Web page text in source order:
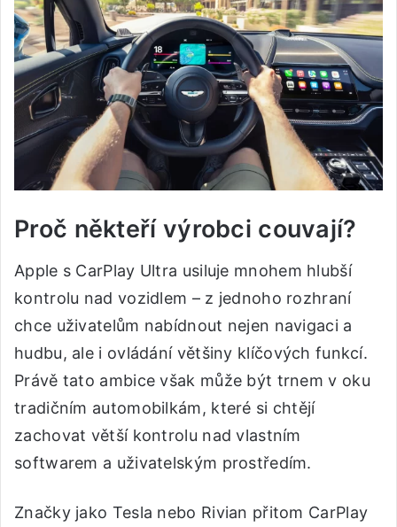
Proč někteří výrobci couvají?
Apple s CarPlay Ultra usiluje mnohem hlubší
kontrolu nad vozidlem – z jednoho rozhraní
chce uživatelům nabídnout nejen navigaci a
hudbu, ale i ovládání většiny klíčových funkcí.
Právě tato ambice však může být trnem v oku
tradičním automobilkám, které si chtějí
zachovat větší kontrolu nad vlastním
softwarem a uživatelským prostředím.
Značky jako Tesla nebo Rivian přitom CarPlay